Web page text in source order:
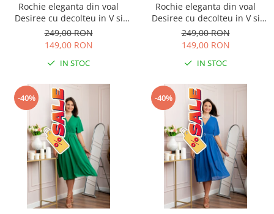
Rochie eleganta din voal
Desiree cu decolteu in V si
curea - Galben
249,00 RON
149,00 RON
IN STOC
Rochie eleganta din voal
Desiree cu decolteu in V si
curea - Verde
249,00 RON
149,00 RON
IN STOC
-40% -40%